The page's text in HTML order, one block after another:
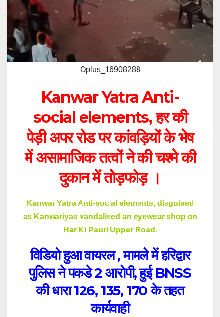
Oplus_16908288
Kanwar Yatra Anti-
social elements, हर की
पेड़ी अपर रोड पर कांवड़ियों के भेष
में असामाजिक तत्वों ने की चश्मे की
दुकान में तोड़फोड़ ।
Kanwar Yatra Anti-social elements, disguised
as Kanwariyas vandalised an eyewear shop on
Har Ki Pauri Upper Road.
विडियो हुआ वायरल , मामले में हरिद्वार
पुलिस ने पकडे 2 आरोपी, हुई BNSS
की धारा 126, 135, 170 के तहत
कार्यवाही